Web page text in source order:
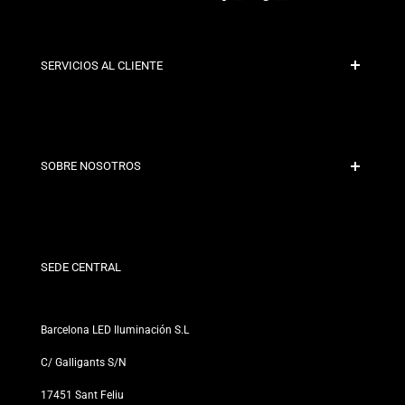
SERVICIOS AL CLIENTE
Contacto
SOBRE NOSOTROS
Nuestras Tiendas
SEDE CENTRAL
Barcelona LED Iluminación S.L
C/ Galligants S/N
17451 Sant Feliu